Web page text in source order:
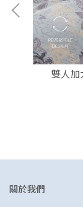
雙人加
關於我們